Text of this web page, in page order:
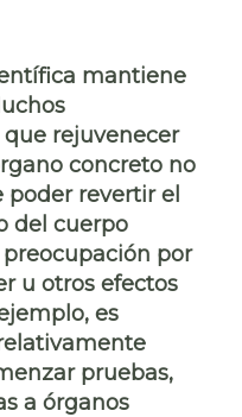
mantiene
rejuvenecer
concreto no
revertir el
del cuerpo
por
u otros efectos
es
pruebas,
a órganos